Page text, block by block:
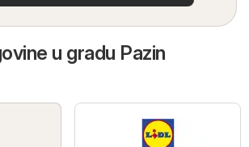
u gradu Pazin